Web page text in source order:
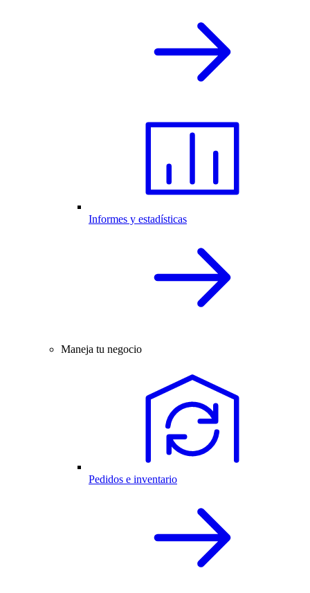
Informes y estadísticas
Maneja tu negocio
Pedidos e inventario